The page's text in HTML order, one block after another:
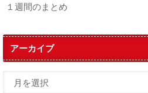
１週間のまとめ
アーカイブ